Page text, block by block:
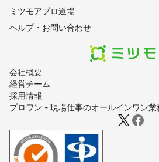
会社概要
経営チーム
採用情報
プロワン - 現場仕事のオールインワン業
ミツモアプロ道場
ヘルプ・お問い合わせ